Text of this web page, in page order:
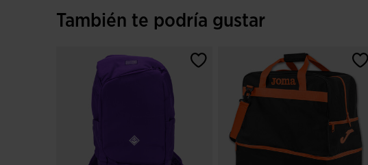
También te podría gustar